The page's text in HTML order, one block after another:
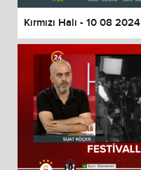
Kırmızı Halı - 10 08 2024